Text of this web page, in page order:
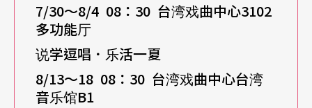
7/30～8/4 08 ：30 台湾戏曲中心3102
多功能厅
说学逗唱．乐活一夏
8/13～18 08 ：30 台湾戏曲中心台湾
音乐馆B1